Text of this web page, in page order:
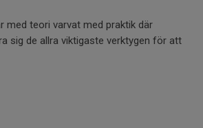
med teori varvat med praktik där
sig de allra viktigaste verktygen för att